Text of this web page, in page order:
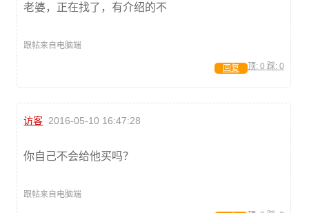
老婆，正在找了，有介绍的不
跟帖来自电脑端
顶: 0 踩: 0
回复
访客 2016-05-10 16:47:28
你自己不会给他买吗？
跟帖来自电脑端